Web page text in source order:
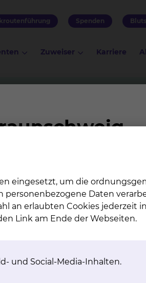
Spenden
Zuweiser Karriere
Famulaturen
eingesetzt, um die
Daten
an erlaubten Cookies jederzeit
Link am Ende der Webseiten.
und Social-Media-Inhalten.